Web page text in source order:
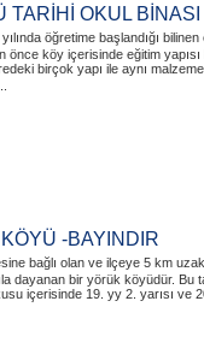
TARİHİ OKUL
öğretime başlandığı
önce köy içerisinde eğitim yapısı
birçok yapı ile aynı
-BAYINDIR
bağlı olan ve ilçeye 5 km
dayanan bir yörük köyüdür. Bu
içerisinde 19. yy 2. yarısı ve